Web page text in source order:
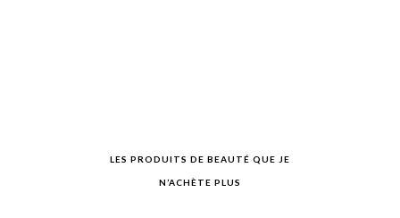
LES PRODUITS DE BEAUTÉ QUE JE
N’ACHÈTE PLUS